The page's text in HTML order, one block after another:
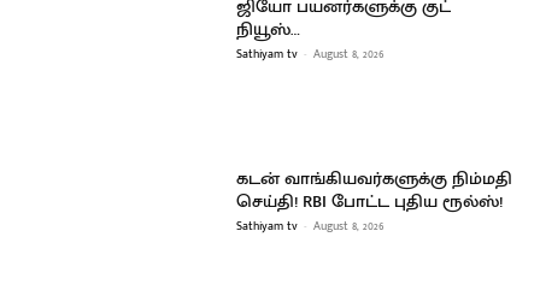
ஜியோ பயனர்களுக்கு குட்
நியூஸ்…
Sathiyam tv - August 8, 2026
கடன் வாங்கியவர்களுக்கு நிம்மதி
செய்தி! RBI போட்ட புதிய ரூல்ஸ்!
Sathiyam tv - August 8, 2026